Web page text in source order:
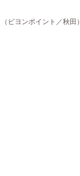
ビヨンポイント／秋田